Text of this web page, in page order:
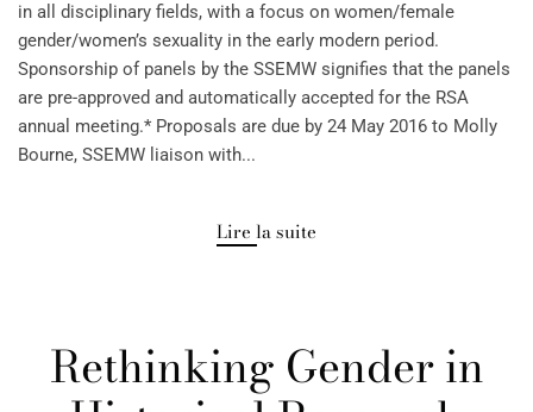
in all disciplinary fields, with a focus on women/female
gender/women’s sexuality in the early modern period.
Sponsorship of panels by the SSEMW signifies that the panels
are pre-approved and automatically accepted for the RSA
annual meeting.* Proposals are due by 24 May 2016 to Molly
Bourne, SSEMW liaison with...
Lire la suite
Rethinking Gender in